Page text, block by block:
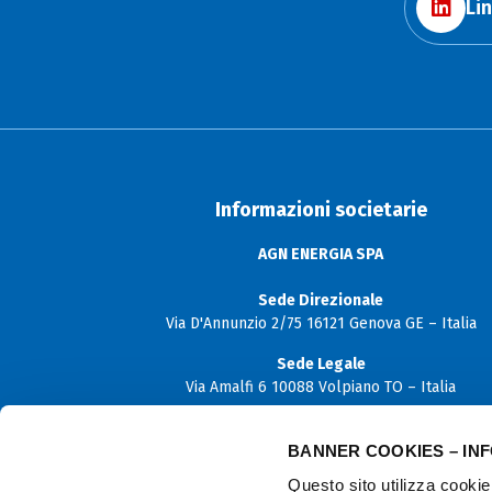
BANNER COOKIES –
Questo sito utilizza
Informazioni societarie
AGN ENERGIA SPA
Sede Direzionale
Via D'Annunzio 2/75 16121 Genova GE – Italia
Sede Legale
Via Amalfi 6 10088 Volpiano TO – Italia
€ 12.000.000,00 i.v.